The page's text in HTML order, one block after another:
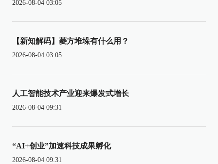
2026-08-04 03:05
【新知解码】菱方堆垛有什么用？
2026-08-04 03:05
人工智能技术产业迎来爆发式增长
2026-08-04 09:31
“AI+创业”加速科技成果孵化
2026-08-04 09:31